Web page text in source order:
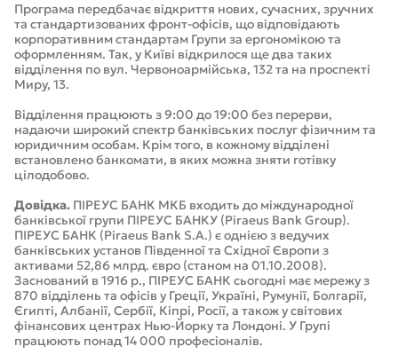
Програма передбачає відкриття нових, сучасних, зручних
та стандартизованих фронт-офісів, що відповідають
корпоративним стандартам Групи за ергономікою та
оформленням. Так, у Київі відкрилося ще два таких
відділення по вул. Червоноармійська, 132 та на проспекті
Миру, 13.
Відділення працюють з 9:00 до 19:00 без перерви,
надаючи широкий спектр банківських послуг фізичним та
юридичним особам. Крім того, в кожному відділені
встановлено банкомати, в яких можна зняти готівку
цілодобово.
Довідка. ПІРЕУС БАНК МКБ входить до міждународної
банківської групи ПІРЕУС БАНКУ (Piraeus Bank Group).
ПІРЕУС БАНК (Piraeus Bank S.A.) є однією з ведучих
банківських установ Південної та Східної Європи з
активами 52,86 млрд. євро (станом на 01.10.2008).
Заснований в 1916 р., ПІРЕУС БАНК сьогодні має мережу з
870 відділень та офісів у Греції, Україні, Румунії, Болгарії,
Єгипті, Албанії, Сербії, Кіпрі, Росії, а також у світових
фінансових центрах Нью-Йорку та Лондоні. У Групі
працюють понад 14 000 професіоналів.